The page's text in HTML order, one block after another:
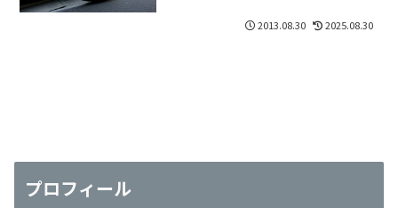
2013.08.30 2025.08.30
プロフィール